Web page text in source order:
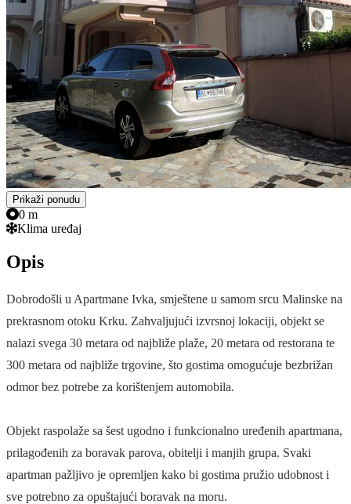
Prikaži ponudu
0 m
Klima uređaj
Opis
Dobrodošli u Apartmane Ivka, smještene u samom srcu Malinske na
prekrasnom otoku Krku. Zahvaljujući izvrsnoj lokaciji, objekt se
nalazi svega 30 metara od najbliže plaže, 20 metara od restorana te
300 metara od najbliže trgovine, što gostima omogućuje bezbrižan
odmor bez potrebe za korištenjem automobila.
Objekt raspolaže sa šest ugodno i funkcionalno uređenih apartmana,
prilagođenih za boravak parova, obitelji i manjih grupa. Svaki
apartman pažljivo je opremljen kako bi gostima pružio udobnost i
sve potrebno za opuštajući boravak na moru.